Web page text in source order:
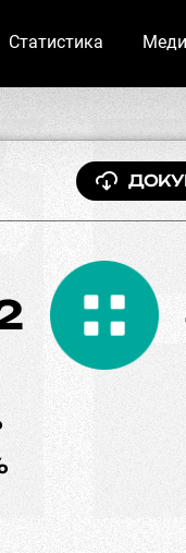
Статистика